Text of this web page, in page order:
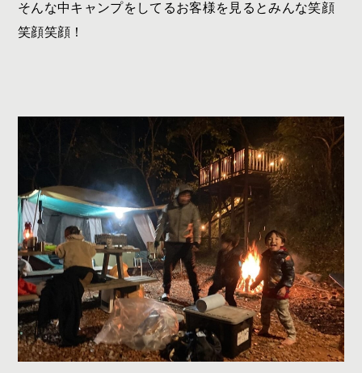
そんな中キャンプをしてるお客様を見るとみんな笑顔
笑顔笑顔！